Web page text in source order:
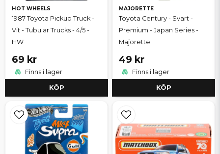
HOT WHEELS
1987 Toyota Pickup Truck -
Vit - Tubular Trucks - 4/5 -
HW
69 kr
Finns i lager
KÖP
MAJORETTE
Toyota Century - Svart -
Premium - Japan Series -
Majorette
49 kr
Finns i lager
KÖP